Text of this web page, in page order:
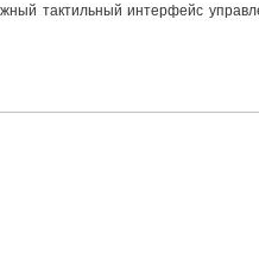
тактильный интерфейс